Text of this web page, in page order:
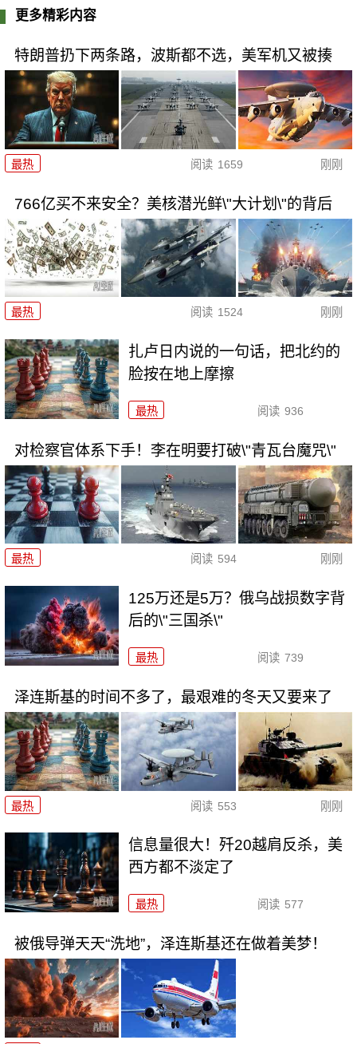
更多精彩内容
特朗普扔下两条路，波斯都不选，美军机又被揍
最热 阅读 1659 刚刚
766亿买不来安全？美核潜光鲜\"大计划\"的背后
最热 阅读 1524 刚刚
扎卢日内说的一句话，把北约的
脸按在地上摩擦
最热 阅读 936
对检察官体系下手！李在明要打破\"青瓦台魔咒\"
最热 阅读 594 刚刚
125万还是5万？俄乌战损数字背
后的\"三国杀\"
最热 阅读 739
泽连斯基的时间不多了，最艰难的冬天又要来了
最热 阅读 553 刚刚
信息量很大！歼20越肩反杀，美
西方都不淡定了
最热 阅读 577
被俄导弹天天“洗地”，泽连斯基还在做着美梦！